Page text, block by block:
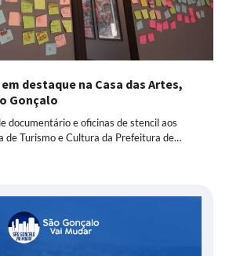
destaque na Casa das Artes,
Gonçalo
documentário e oficinas de stencil aos
de Turismo e Cultura da Prefeitura de…